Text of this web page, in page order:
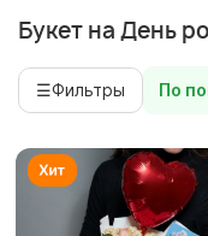
Букет на День
☰Фильтры По